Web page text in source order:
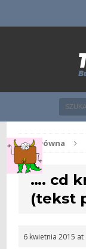
Str. główna
…. cd
(tekst
6 kwietnia 2015 at